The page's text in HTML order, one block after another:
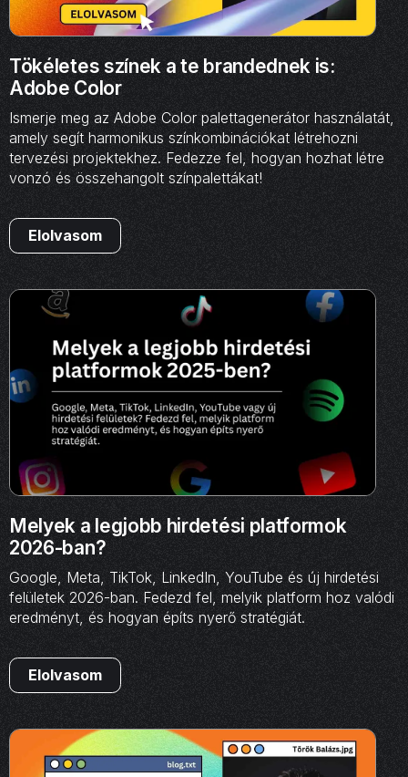
Tökéletes színek a te brandednek is:
Adobe Color
Ismerje meg az Adobe Color palettagenerátor használatát,
amely segít harmonikus színkombinációkat létrehozni
tervezési projektekhez. Fedezze fel, hogyan hozhat létre
vonzó és összehangolt színpalettákat!
Elolvasom
Melyek a legjobb hirdetési platformok
2026-ban?
Google, Meta, TikTok, LinkedIn, YouTube és új hirdetési
felületek 2026-ban. Fedezd fel, melyik platform hoz valódi
eredményt, és hogyan építs nyerő stratégiát.
Elolvasom